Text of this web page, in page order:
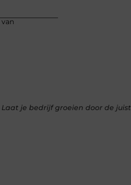
Laat je bedrijf groeien door de